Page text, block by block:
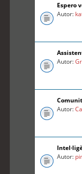
Espero
Autor:
Autor:
Autor:
Autor: